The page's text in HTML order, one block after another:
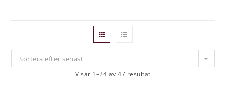
Sortera efter senast
Visar 1–24 av 47 resultat